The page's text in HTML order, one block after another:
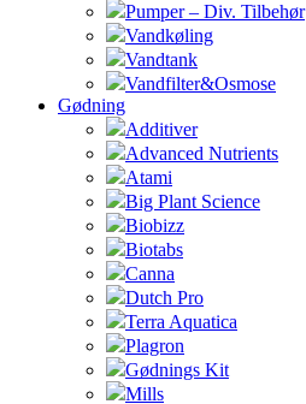
Pumper – Div. Tilbehør
Vandkøling
Vandtank
Vandfilter&Osmose
Gødning
Additiver
Advanced Nutrients
Atami
Big Plant Science
Biobizz
Biotabs
Canna
Dutch Pro
Terra Aquatica
Plagron
Gødnings Kit
Mills